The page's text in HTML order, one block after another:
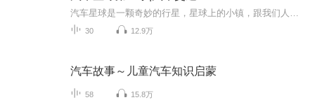
30 12.9万
汽车故事～儿童汽车知识启蒙
58 15.8万